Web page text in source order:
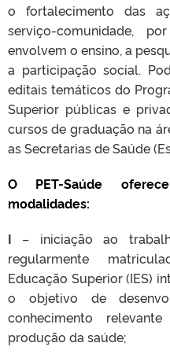
o fortalecimento das
serviço-comunidade,
envolvem o ensino, a
a participação social.
editais temáticos do
Superior públicas e
cursos de graduação na
as Secretarias de Saúde
O PET-Saúde
modalidades:
I – iniciação ao
regularmente
Educação Superior (IES)
o objetivo de
conhecimento
produção da saúde;